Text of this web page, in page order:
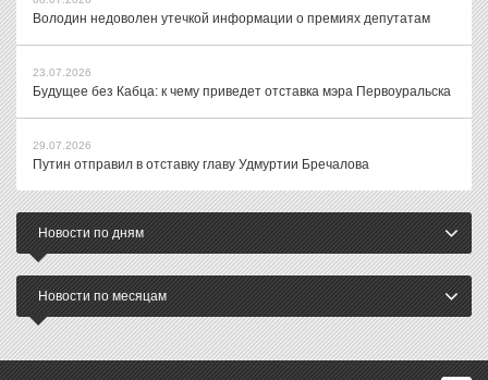
Володин недоволен утечкой информации о премиях депутатам
23.07.2026
Будущее без Кабца: к чему приведет отставка мэра Первоуральска
29.07.2026
Путин отправил в отставку главу Удмуртии Бречалова
Новости по дням
Новости по месяцам